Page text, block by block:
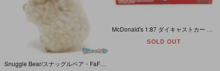
Snuggle Bear/スナッグルベア・FaFa/ファーファ・RUSS/ラス・Clip-On Doll/クリップオンドール・Plush/プラッシュ/ぬいぐるみ/人形・Bear/くま・クリップに難有
SOLD OUT